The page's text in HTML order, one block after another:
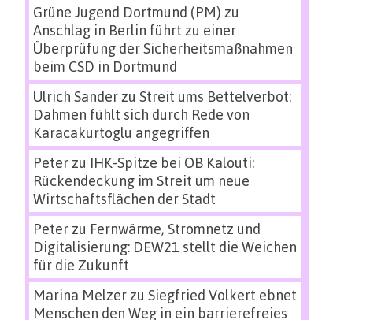
Grüne Jugend Dortmund (PM) zu
Anschlag in Berlin führt zu einer
Überprüfung der Sicherheitsmaßnahmen
beim CSD in Dortmund
Ulrich Sanderzu Streit ums Bettelverbot:
Dahmen fühlt sich durch Rede von
Karacakurtoglu angegriffen
Peterzu IHK-Spitze bei OB Kalouti:
Rückendeckung im Streit um neue
Wirtschaftsflächen der Stadt
Peterzu Fernwärme, Stromnetz und
Digitalisierung: DEW21 stellt die Weichen
für die Zukunft
Marina Melzerzu Siegfried Volkert ebnet
Menschen den Weg in ein barrierefreies